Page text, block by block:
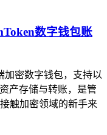
数字钱包账
加密数字钱包，支持以
产存储与转账，是管
触加密领域的新手来